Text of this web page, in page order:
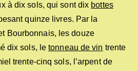
à dix sols, qui sont dix bottes
quinze livres. Par la
Bourbonnais, les douze
dix sols, letonneau de vin trente
trente-cinq sols, l’arpent de